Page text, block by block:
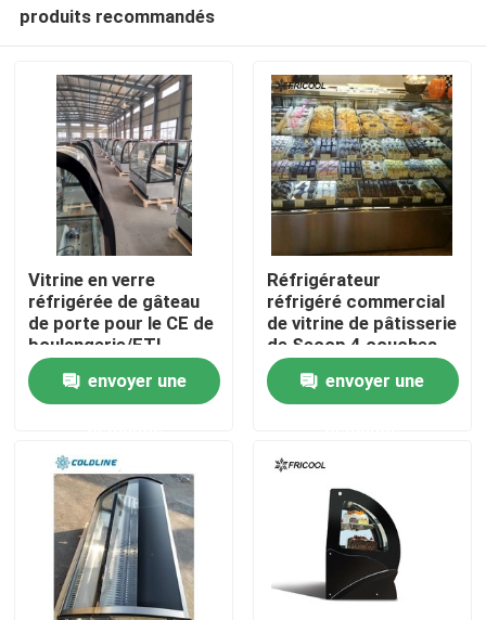
Aperçu
Produits
A propos de nous
Visite d'usine
Contrôle de la qualité
Contact
produits recommandés
Vitrine en verre
réfrigérée de gâteau
de porte pour le CE de
boulangerie/ETL
envoyer une
Réfrigérateur
réfrigéré commercial
de vitrine de pâtisserie
de Secop 4 couches
22,7 CU.FT
envoyer une